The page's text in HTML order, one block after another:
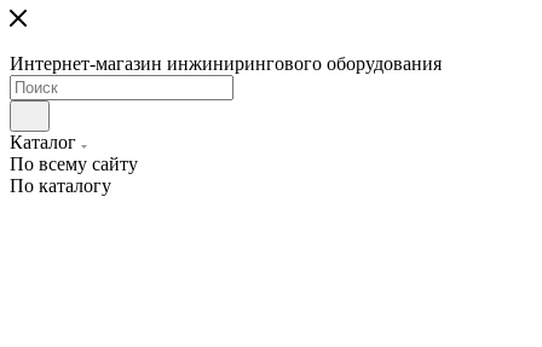
Интернет-магазин инжинирингового оборудования
Каталог
По всему сайту
По каталогу